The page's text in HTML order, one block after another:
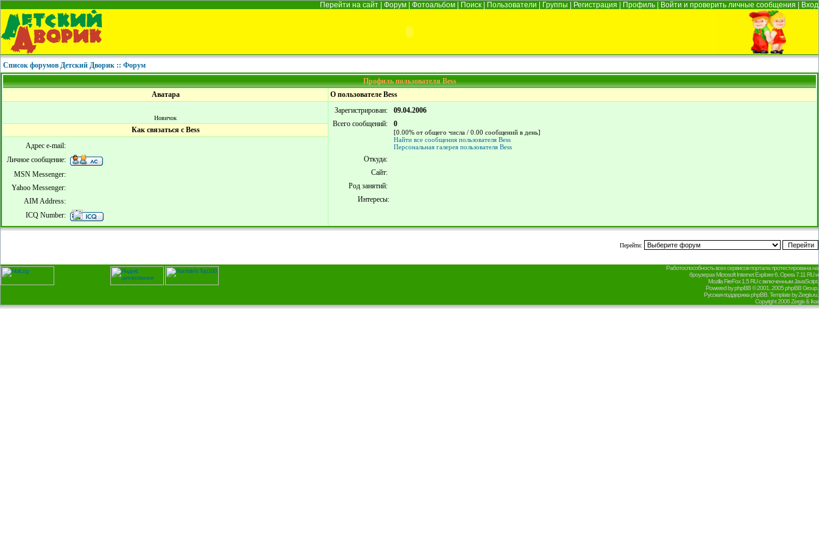
Перейти на сайт Форум Фотоальбом Поиск Пользователи Группы Регистрация Профиль Войти и проверить личные сообщения Вход
Список форумов Детский Дворик :: Форум
Профиль пользователя Bess
Аватара
О пользователе Bess
Новичок
Зарегистрирован:
09.04.2006
Всего сообщений:
0
[0.00% от общего числа / 0.00 сообщений в день]
Найти все сообщения пользователя Bess
Персональная галерея пользователя Bess
Откуда:
Сайт:
Род занятий:
Интересы:
Как связаться с Bess
Адрес e-mail:
Личное сообщение:
MSN Messenger:
Yahoo Messenger:
AIM Address:
ICQ Number:
Перейти:
Работоспособность всех сервисов портала протестирована на
броузерах Microsoft Internet Explorer 6, Opera 7.11 RU и
Mozilla FireFox 1.5 RU с включенным JavaScript.
Powered byphpBB© 2001, 2005 phpBB Group.
Русская поддержка phpBB . Template byZergis.ru
Copyright 2006Zergis & Ikar